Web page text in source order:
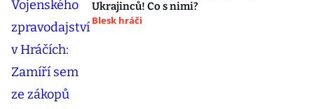
Ukrajinců! Co s nimi?
Blesk hráči